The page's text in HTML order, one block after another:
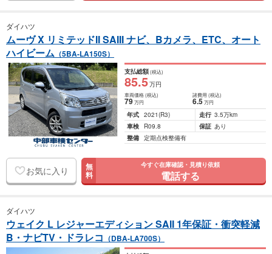
ダイハツ
ムーヴ X リミテッドII SAIII ナビ、Bカメラ、ETC、オート
ハイビーム （5BA-LA150S）
支払総額(税込)
85.5万円
車両価格(税込)
79万円
諸費用 (税込)
6.5 万円
年式 2021(R3) 走行 3.5万km
車検
R09.8 保証 あり
整備 定期点検整備有
お気に入り 無
料
今すぐ在庫確認・見積り依頼
電話する
ダイハツ
ウェイク L レジャーエディション SAII 1年保証・衝突軽減
B・ナビTV・ドラレコ （DBA-LA700S）